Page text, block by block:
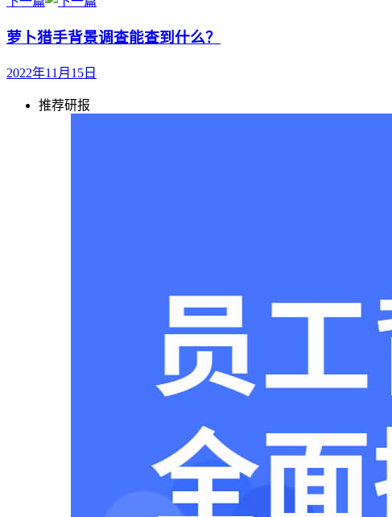
萝卜猎手背景调查能查到什么？
2022年11月15日
推荐研报